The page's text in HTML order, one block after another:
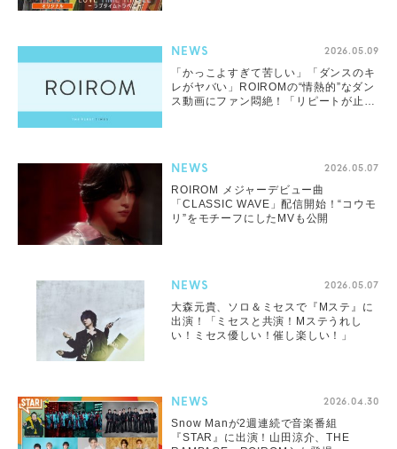
NEWS 2026.05.09
「かっこよすぎて苦しい」「ダンスのキ
レがヤバい」ROIROMの“情熱的”なダン
ス動画にファン悶絶！「リピートが止ま
NEWS 2026.05.07
ROIROM メジャーデビュー曲
「CLASSIC WAVE」配信開始！“コウモ
リ”をモチーフにしたMVも公開
NEWS 2026.05.07
大森元貴、ソロ＆ミセスで『Mステ』に
出演！「ミセスと共演！Mステうれし
い！ミセス優しい！催し楽しい！」
NEWS 2026.04.30
Snow Manが2週連続で音楽番組
『STAR』に出演！山田涼介、THE